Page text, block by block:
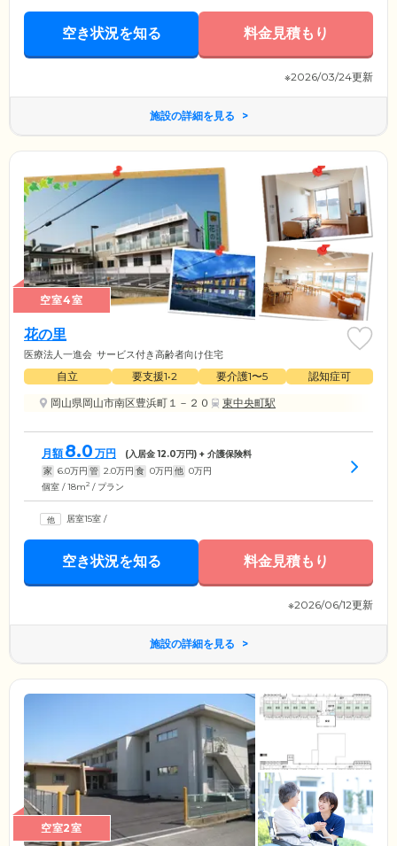
空き状況を知る 料金見積もり
※2026/03/24更新
施設の詳細を見る
空室4室
花の里
医療法人一進会 サービス付き高齢者向け住宅
自立 要支援1•2 要介護1〜5
認知症可
岡山県岡山市南区豊浜町１－２０
東中央町駅
月額 8.0 万円 (入居金12.0万円) + 介護保険料
家 6.0万円 管 2.0万円 食 0万円 他 0万円
個室 / 18m2 / プラン
居室15室 /
空き状況を知る 料金見積もり
※2026/06/12更新
施設の詳細を見る
空室2室